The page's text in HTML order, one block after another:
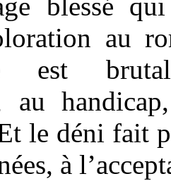
au
est
au
le déni fait
à